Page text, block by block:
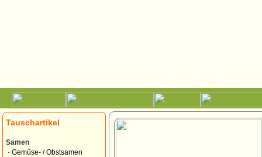
Tauschartikel
Samen
- Gemüse- / Obstsamen